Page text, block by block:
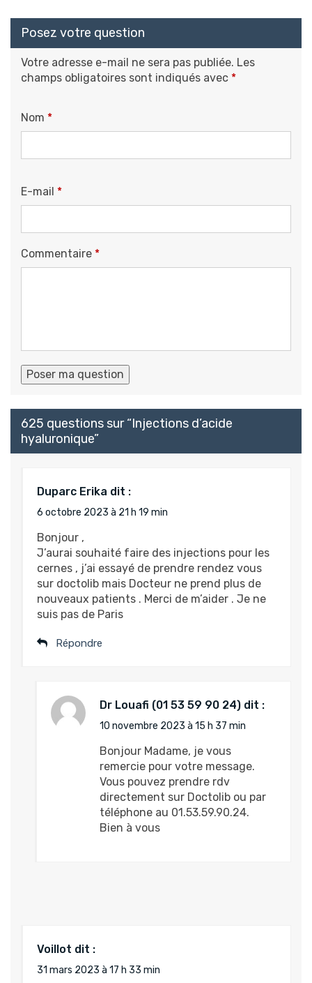
Posez votre question
Votre adresse e-mail ne sera pas publiée. Les
champs obligatoires sont indiqués avec *
Nom *
E-mail *
Commentaire *
625 questions sur “Injections d’acide
hyaluronique”
Voillot dit :
31 mars 2023 à 17 h 33 min
Duparc Erika dit :
6 octobre 2023 à 21 h 19 min
Bonjour ,
J’aurai souhaité faire des injections pour les
cernes , j’ai essayé de prendre rendez vous
sur doctolib mais Docteur ne prend plus de
nouveaux patients . Merci de m’aider . Je ne
suis pas de Paris
Répondre
Dr Louafi dit :
10 novembre 2023 à 15 h 37 min
Bonjour Madame, je vous
remercie pour votre message.
Vous pouvez prendre rdv
directement sur Doctolib ou par
téléphone au 01.53.59.90.24.
Bien à vous